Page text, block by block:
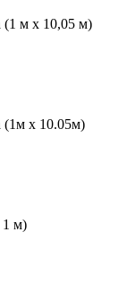
м х 10,05 м)
(1м х 10.05м)
1 м)